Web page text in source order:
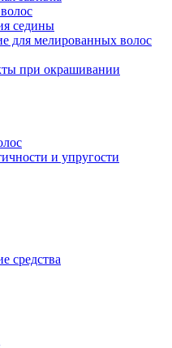
седины
для мелированных волос
при окрашивании
и упругости
средства